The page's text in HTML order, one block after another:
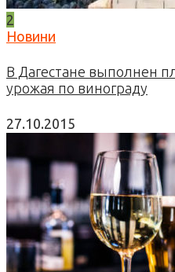
2
Новини
В Дагестане выполнен
урожая по винограду
27.10.2015